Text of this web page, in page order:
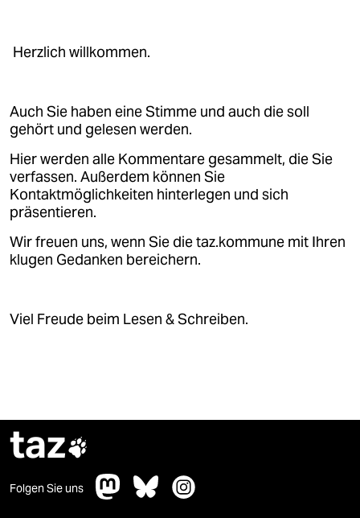
Herzlich willkommen.
Auch Sie haben eine Stimme und auch die soll
gehört und gelesen werden.
Hier werden alle Kommentare gesammelt, die Sie
verfassen. Außerdem können Sie
Kontaktmöglichkeiten hinterlegen und sich
präsentieren.
Wir freuen uns, wenn Sie die taz.kommune mit Ihren
klugen Gedanken bereichern.
Viel Freude beim Lesen & Schreiben.
taz
Folgen Sie uns